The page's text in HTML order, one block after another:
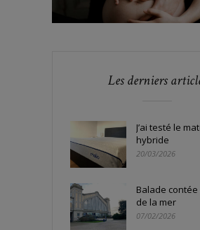
Les derniers
J’ai testé le
hybride
20/03/2026
Balade contée
de la mer
07/02/2026